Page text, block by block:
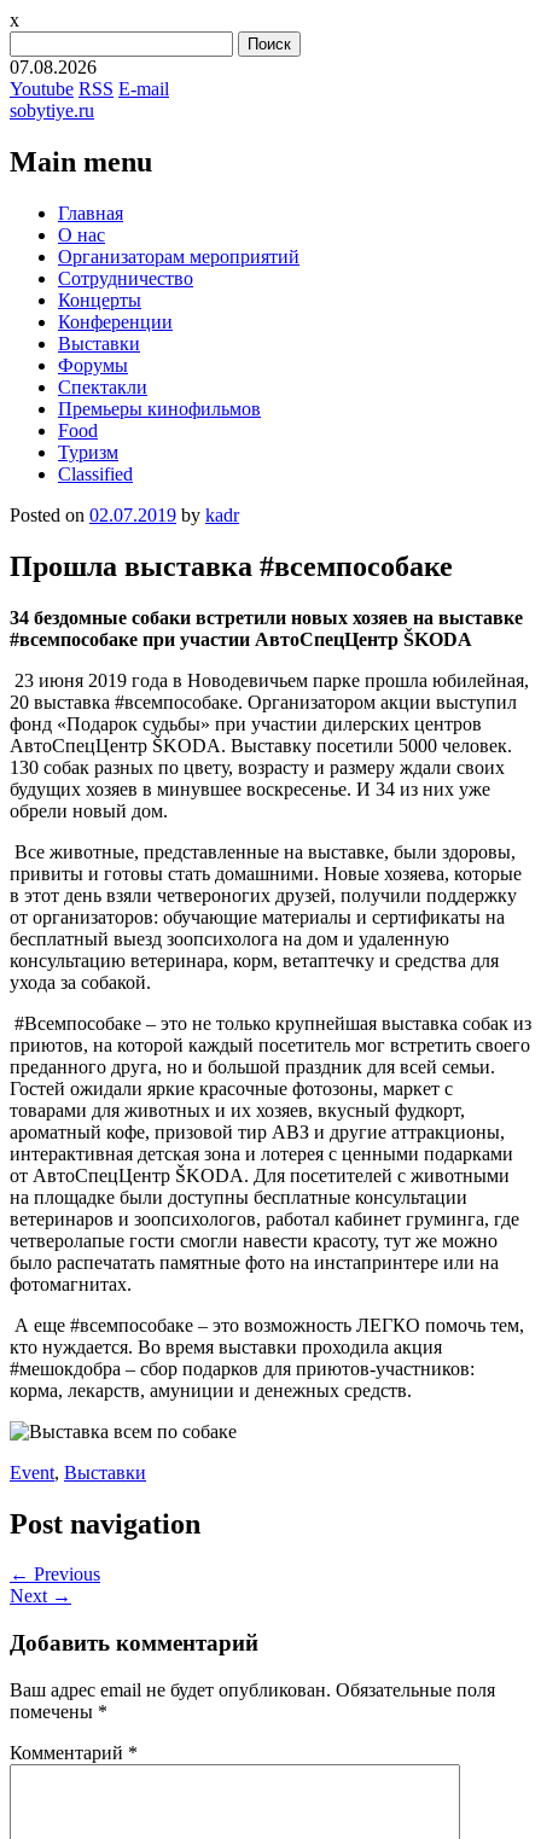
x
07.08.2026
Youtube RSS E-mail
sobytiye.ru
Main menu
Skip
content
Главная
О нас
Организаторам мероприятий
Сотрудничество
Концерты
Конференции
Выставки
Форумы
Спектакли
Премьеры кинофильмов
Food
Туризм
Сlassified
Posted on 02.07.2019 by kadr
Прошла выставка #всемпособаке
34 бездомные собаки встретили новых хозяев на выставке
#всемпособаке при участии АвтоСпецЦентр ŠKODA
23 июня 2019 года в Новодевичьем парке прошла юбилейная,
20 выставка #всемпособаке. Организатором акции выступил
фонд «Подарок судьбы» при участии дилерских центров
АвтоСпецЦентр ŠKODA. Выставку посетили 5000 человек.
130 собак разных по цвету, возрасту и размеру ждали своих
будущих хозяев в минувшее воскресенье. И 34 из них уже
обрели новый дом.
Все животные, представленные на выставке, были здоровы,
привиты и готовы стать домашними. Новые хозяева, которые
в этот день взяли четвероногих друзей, получили поддержку
от организаторов: обучающие материалы и сертификаты на
бесплатный выезд зоопсихолога на дом и удаленную
консультацию ветеринара, корм, ветаптечку и средства для
ухода за собакой.
#Всемпособаке – это не только крупнейшая выставка собак из
приютов, на которой каждый посетитель мог встретить своего
преданного друга, но и большой праздник для всей семьи.
Гостей ожидали яркие красочные фотозоны, маркет с
товарами для животных и их хозяев, вкусный фудкорт,
ароматный кофе, призовой тир АВЗ и другие аттракционы,
интерактивная детская зона и лотерея с ценными подарками
от АвтоСпецЦентр ŠKODA. Для посетителей с животными
на площадке были доступны бесплатные консультации
ветеринаров и зоопсихологов, работал кабинет груминга, где
четверолапые гости смогли навести красоту, тут же можно
было распечатать памятные фото на инстапринтере или на
фотомагнитах.
А еще #всемпособаке – это возможность ЛЕГКО помочь тем,
кто нуждается. Во время выставки проходила акция
#мешокдобра – сбор подарков для приютов-участников:
корма, лекарств, амуниции и денежных средств.
Event, Выставки
Post navigation
← Previous
Next →
Добавить комментарий
Ваш адрес email не будет опубликован. Обязательные поля
помечены *
Комментарий *